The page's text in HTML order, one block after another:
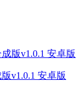
v1.0.1 安卓版